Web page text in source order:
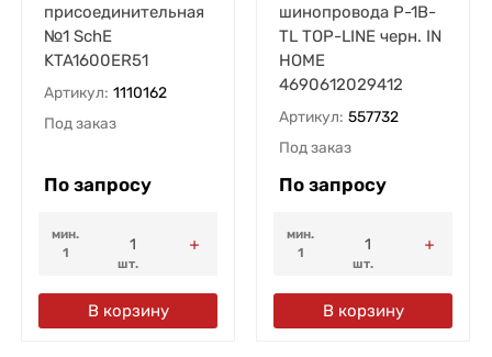
присоединительная
№1 SchE
KTA1600ER51
Артикул: 1110162
Под заказ
По запросу
мин.
1
шт.
В корзину
шинопровода P-1B-
TL TOP-LINE черн. IN
HOME
4690612029412
Артикул: 557732
Под заказ
По запросу
мин.
1
шт.
В корзину